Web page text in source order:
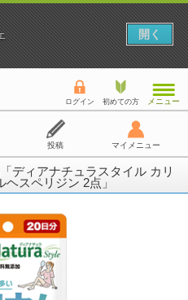
ログイン 初めての方 メニュー
投稿 マイメニュー
ディアナチュラスタイル カリ
スペリジン 2点」
開く